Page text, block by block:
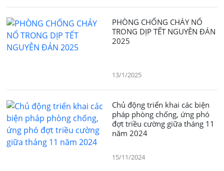
PHÒNG CHỐNG CHÁY NỔ
TRONG DỊP TẾT NGUYÊN ĐÁN
2025
13/1/2025
Chủ động triển khai các biện
pháp phòng chống, ứng phó
đợt triều cường giữa tháng 11
năm 2024
15/11/2024